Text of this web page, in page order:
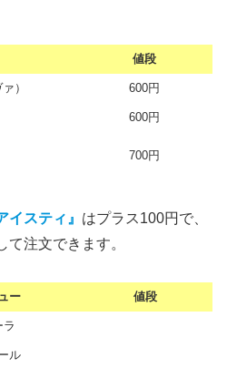
値段
） 600円
600円
700円
イスティ』 はプラス100円で、
て注文できます。
ー 値段
ル